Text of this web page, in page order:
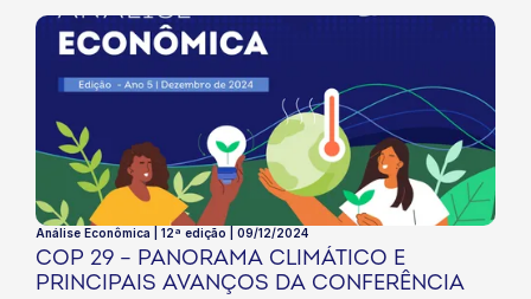
Análise Econômica | 12ª edição | 09/12/2024
COP 29 – PANORAMA CLIMÁTICO E
PRINCIPAIS AVANÇOS DA CONFERÊNCIA